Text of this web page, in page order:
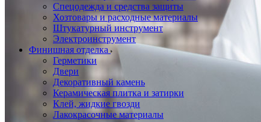
Спецодежда и средства защиты
Хозтовары и расходные материалы
Штукатурный инструмент
Электроинструмент
Финишная отделка
Герметики
Двери
Декоративный камень
Керамическая плитка и затирки
Клей, жидкие гвозди
Лакокрасочные материалы